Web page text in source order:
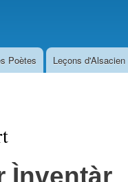
Poètes Leçons d'Alsacien
Ìnventàr